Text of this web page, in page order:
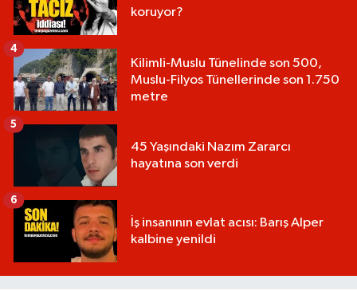
koruyor?
Kilimli-Muslu Tünelinde son 500,
Muslu-Filyos Tünellerinde son 1.750
metre
4
45 Yaşındaki Nazım Zararcı
hayatına son verdi
5
İş insanının evlat acısı: Barış Alper
kalbine yenildi
6